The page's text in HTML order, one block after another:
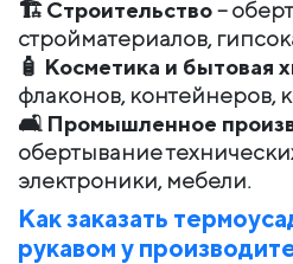
🏗Строительство–
стройматериалов,
🧴 Косметика и бытовая
флаконов, контейнеров,
🛋 Промышленное
обертывание
электроники, мебели.
Как заказать
рукавом у